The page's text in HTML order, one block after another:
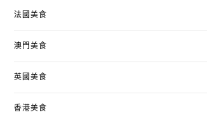
法國美食
澳門美食
英國美食
香港美食